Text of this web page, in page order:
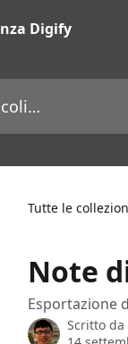
Tutte le
Note
Esportazione
Scritto da